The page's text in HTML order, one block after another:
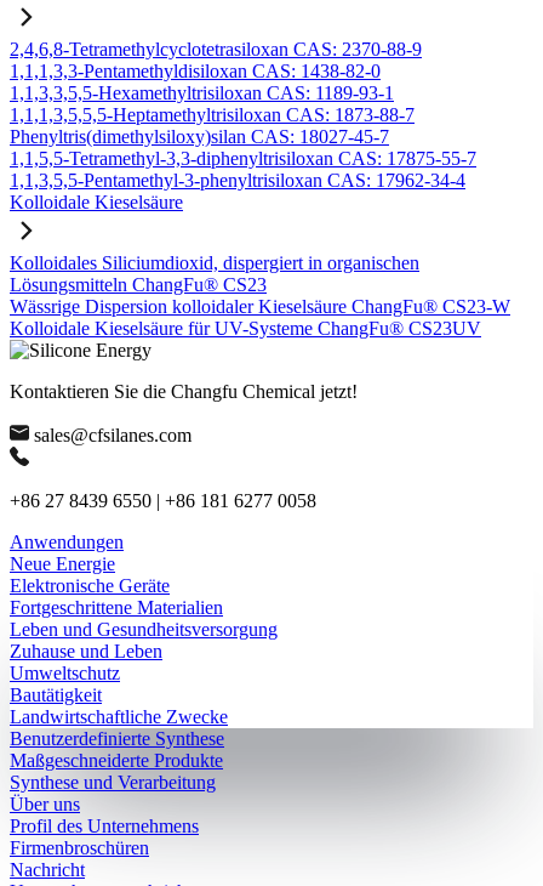
2,4,6,8-Tetramethylcyclotetrasiloxan CAS: 2370-88-9
1,1,1,3,3-Pentamethyldisiloxan CAS: 1438-82-0
1,1,3,3,5,5-Hexamethyltrisiloxan CAS: 1189-93-1
1,1,1,3,5,5,5-Heptamethyltrisiloxan CAS: 1873-88-7
Phenyltris(dimethylsiloxy)silan CAS: 18027-45-7
1,1,5,5-Tetramethyl-3,3-diphenyltrisiloxan CAS: 17875-55-7
1,1,3,5,5-Pentamethyl-3-phenyltrisiloxan CAS: 17962-34-4
Kolloidale Kieselsäure
Kolloidales Siliciumdioxid, dispergiert in organischen
Lösungsmitteln ChangFu® CS23
Wässrige Dispersion kolloidaler Kieselsäure ChangFu® CS23-W
Kolloidale Kieselsäure für UV-Systeme ChangFu® CS23UV
Kontaktieren Sie die Changfu Chemical jetzt!
sales@cfsilanes.com
+86 27 8439 6550 | +86 181 6277 0058
Anwendungen
Neue Energie
Elektronische Geräte
Fortgeschrittene Materialien
Leben und Gesundheitsversorgung
Zuhause und Leben
Umweltschutz
Bautätigkeit
Landwirtschaftliche Zwecke
Benutzerdefinierte Synthese
Maßgeschneiderte Produkte
Synthese und Verarbeitung
Über uns
Profil des Unternehmens
Firmenbroschüren
Nachricht